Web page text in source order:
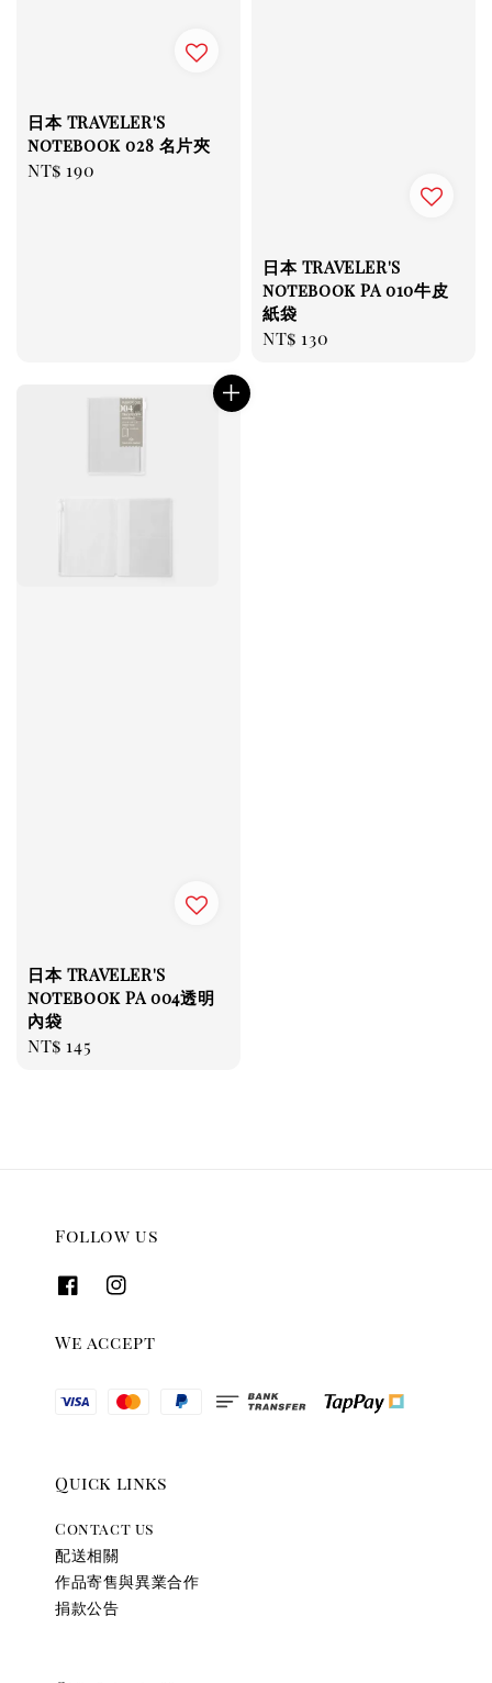
日本 TRAVELER'S
notebook 028 名片夾
Regular
NT$ 190
日本 TRAVELER'S
notebook PA 010牛皮
紙袋
Regular
NT$ 130
日本 TRAVELER'S
notebook PA 004透明
內袋
Regular
NT$ 145
Follow us
We accept
Quick links
Contact us
配送相關
作品寄售與異業合作
捐款公告